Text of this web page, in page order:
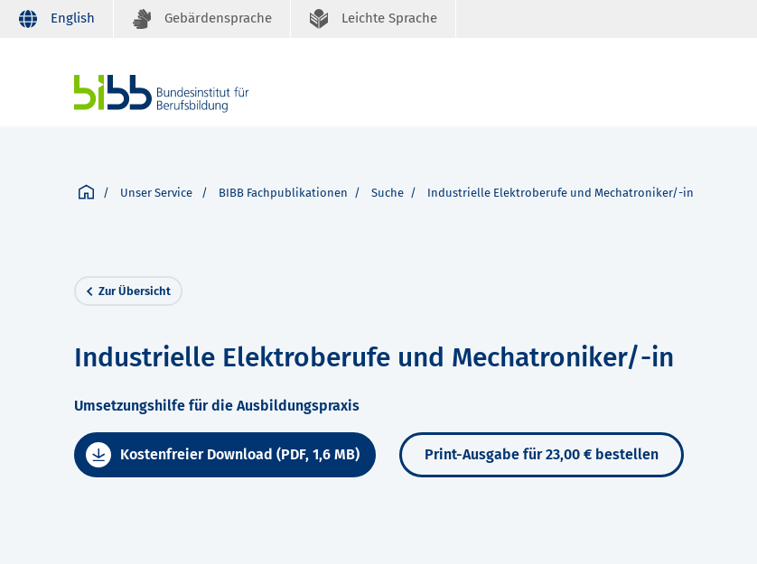
English Gebärdensprache Leichte Sprache
Unser Service BIBB Fachpublikationen Suche Industrielle Elektroberufe und Mechatroniker/-in
Zur Übersicht
Industrielle Elektroberufe und Mechatroniker/-in
Umsetzungshilfe für die Ausbildungspraxis
Kostenfreier Download (PDF, 1,6 MB) Print-Ausgabe für 23,00 € bestellen